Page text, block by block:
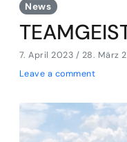
News
7. April 2023 / 28. März
Leave a comment